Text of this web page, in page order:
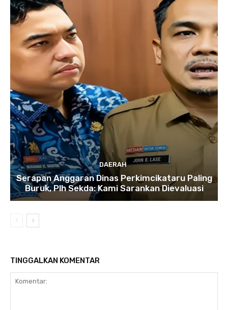
DAERAH
Serapan Anggaran Dinas Perkimcikataru Paling
Buruk, Plh Sekda: Kami Sarankan Dievaluasi
TINGGALKAN KOMENTAR